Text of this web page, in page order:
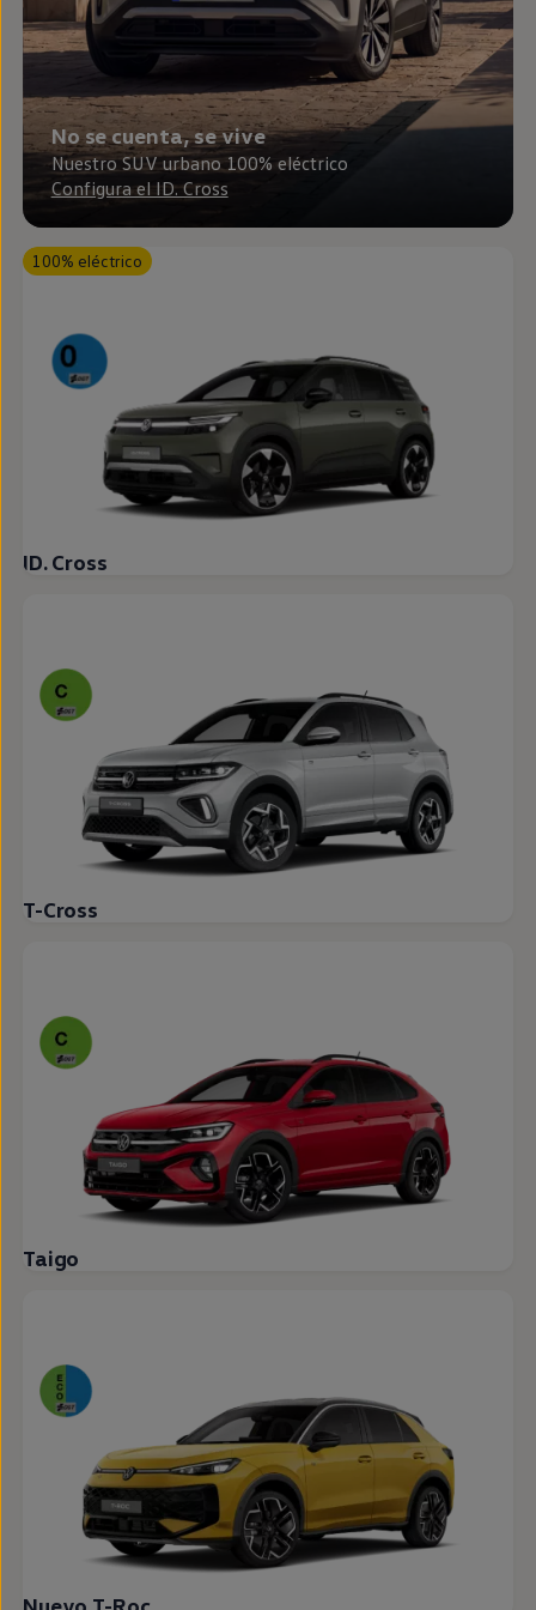
Passat
Touareg
t-roc-1
Asistencia en carretera
No se cuenta, se vive
Nuestro SUV urbano 100% eléctrico
Configura el ID. Cross
100% eléctrico
ID. Cross
T-Cross
Taigo